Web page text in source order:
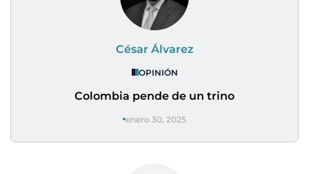
César Álvarez
OPINIÓN
Colombia pende de un trino
enero 30, 2025